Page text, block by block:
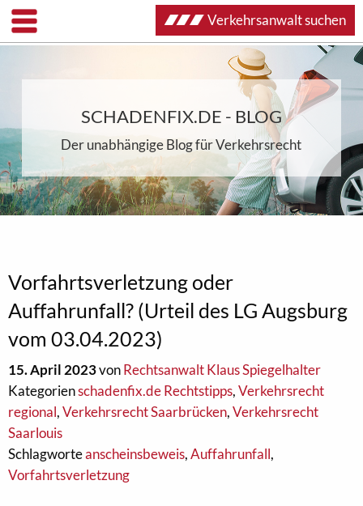
SCHADENFIX.DE - BLOG
Der unabhängige Blog für Verkehrsrecht
Vorfahrtsverletzung oder
Auffahrunfall? (Urteil des LG Augsburg
vom 03.04.2023)
15. April 2023vonRechtsanwalt Klaus Spiegelhalter
Kategorienschadenfix.de Rechtstipps,Verkehrsrecht
regional,Verkehrsrecht Saarbrücken,Verkehrsrecht
Saarlouis
Schlagworteanscheinsbeweis,Auffahrunfall,
Vorfahrtsverletzung
Verkehrsanwalt suchen